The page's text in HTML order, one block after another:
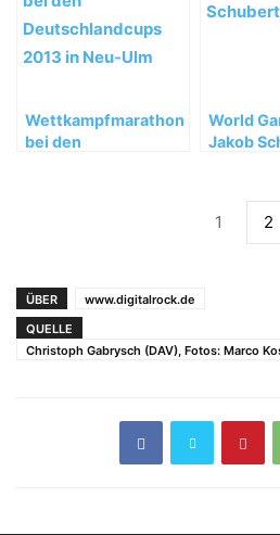
Wettkampfmarathon
bei den
World
Jakob
1 2
ÜBER
www.digitalrock.de
QUELLE
Christoph Gabrysch (DAV), Fotos: Marco